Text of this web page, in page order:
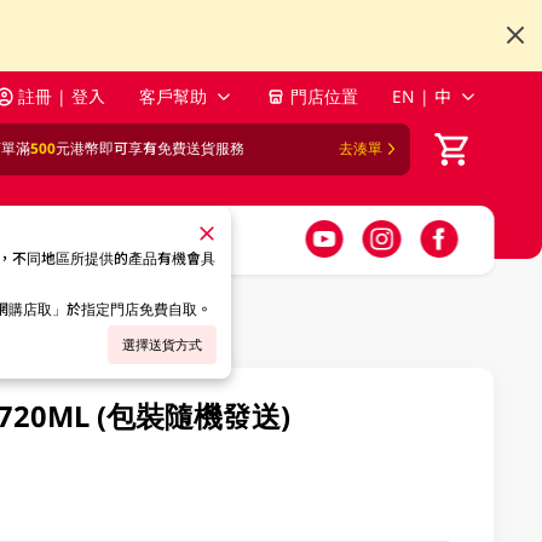
註冊 | 登入 客戶幫助 門店位置 EN | 中
滿500元港幣即可享有免費送貨服務 去湊單
不同地區所提供的產品有機會具
購店取」於指定門店免費自取。
選擇送貨方式
(包裝隨機發送)